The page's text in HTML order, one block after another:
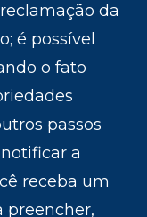
da
é possível
o fato
passos
a
receba um
preencher,